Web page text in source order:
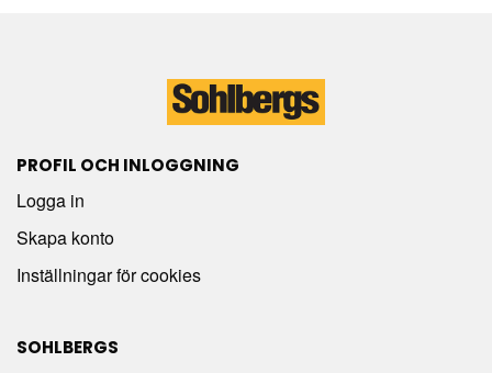
PROFIL OCH INLOGGNING
Logga in
Skapa konto
Inställningar för cookies
SOHLBERGS